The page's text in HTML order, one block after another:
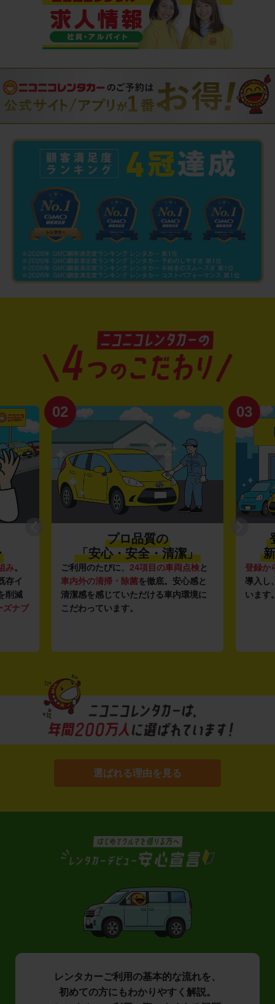
み。
存イ
削減
ズナブ
02
プロ品質の
「安心・安全・清潔」
ご利用のたびに、 24項目の車両点検と
車内外の清掃・除菌を徹底。安心感と
清潔感を感じていただける車内環境に
こだわっています。
03
登録か
導入し
います
選ばれる理由を見る
レンタカーご利用の基本的な流れを、
初めての方にもわかりやすく解説。